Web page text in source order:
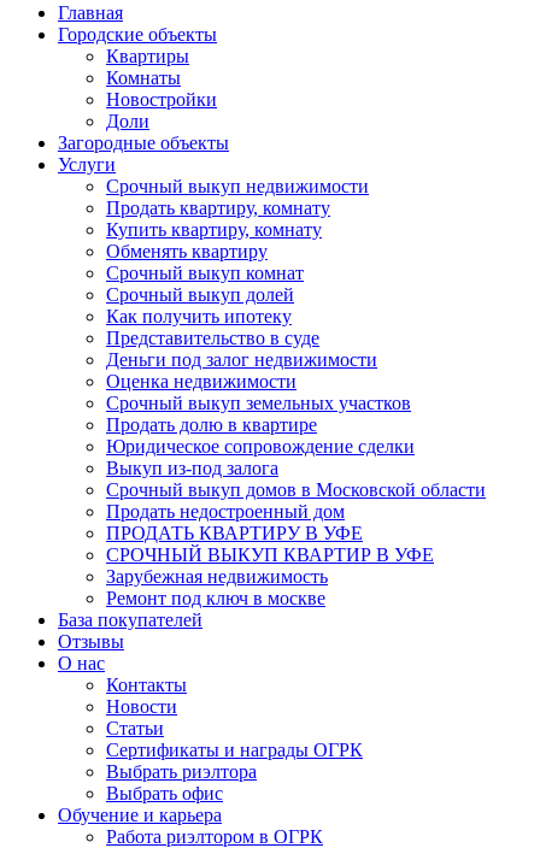
Главная
Городские объекты
Квартиры
Комнаты
Новостройки
Доли
Загородные объекты
Услуги
Срочный выкуп недвижимости
Продать квартиру, комнату
Купить квартиру, комнату
Обменять квартиру
Срочный выкуп комнат
Срочный выкуп долей
Как получить ипотеку
Представительство в суде
Деньги под залог недвижимости
Оценка недвижимости
Срочный выкуп земельных участков
Продать долю в квартире
Юридическое сопровождение сделки
Выкуп из-под залога
Срочный выкуп домов в Московской области
Продать недостроенный дом
ПРОДАТЬ КВАРТИРУ В УФЕ
СРОЧНЫЙ ВЫКУП КВАРТИР В УФЕ
Зарубежная недвижимость
Ремонт под ключ в москве
База покупателей
Отзывы
О нас
Контакты
Новости
Статьи
Сертификаты и награды ОГРК
Выбрать риэлтора
Выбрать офис
Обучение и карьера
Работа риэлтором в ОГРК